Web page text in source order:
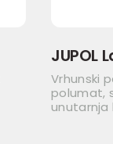
JUPOL
Vrhunski
polumat,
unutarnja